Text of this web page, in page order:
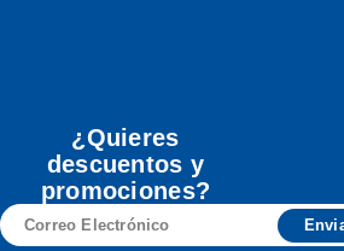
¿Quieres
descuentos y
promociones?
Correo
Electrónico